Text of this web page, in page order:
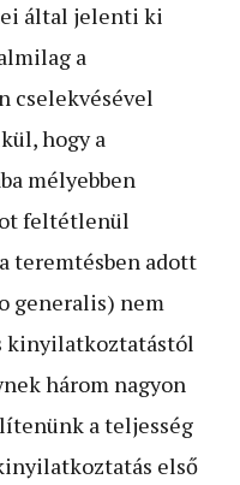
által jelenti ki
a
cselekvésével
hogy a
mélyebben
feltétlenül
teremtésben adott
generalis) nem
kinyilatkoztatástól
három nagyon
a teljesség
első